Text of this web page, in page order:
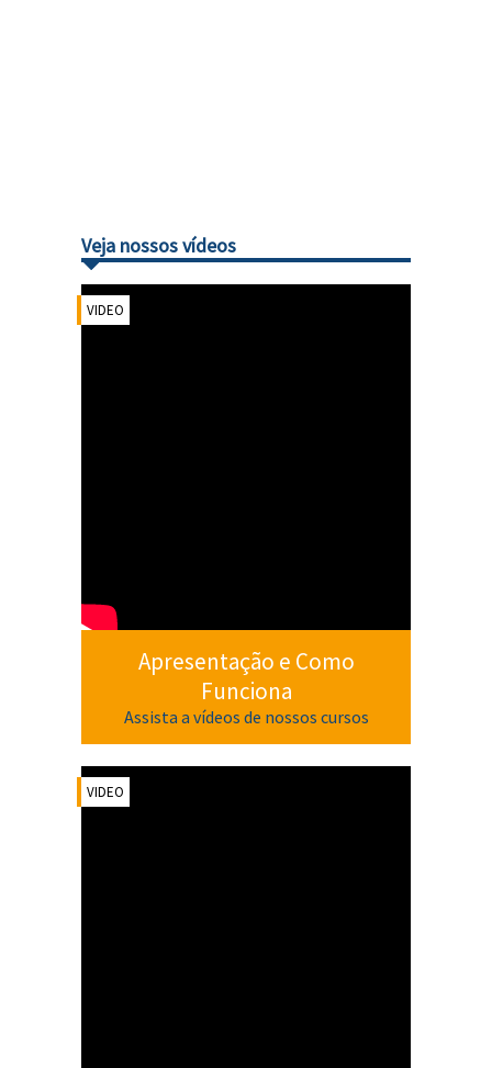
Veja nossos vídeos
VIDEO
Apresentação e Como
Funciona
Assista a vídeos de nossos cursos
VIDEO